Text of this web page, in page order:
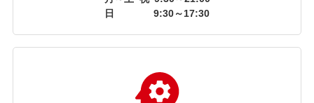
日
9:30～17:30